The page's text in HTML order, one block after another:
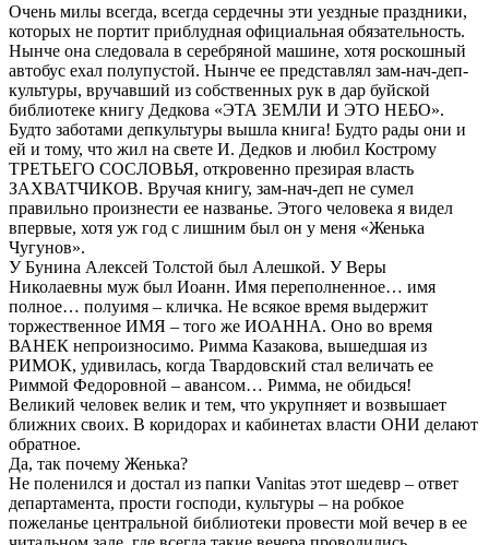
Очень милы всегда, всегда сердечны эти уездные праздники,
которых не портит приблудная официальная обязательность.
Нынче она следовала в серебряной машине, хотя роскошный
автобус ехал полупустой. Нынче ее представлял зам-нач-деп-
культуры, вручавший из собственных рук в дар буйской
библиотеке книгу Дедкова «ЭТА ЗЕМЛИ И ЭТО НЕБО».
Будто заботами депкультуры вышла книга! Будто рады они и
ей и тому, что жил на свете И. Дедков и любил Кострому
ТРЕТЬЕГО СОСЛОВЬЯ, откровенно презирая власть
ЗАХВАТЧИКОВ. Вручая книгу, зам-нач-деп не сумел
правильно произнести ее названье. Этого человека я видел
впервые, хотя уж год с лишним был он у меня «Женька
Чугунов».
У Бунина Алексей Толстой был Алешкой. У Веры
Николаевны муж был Иоанн. Имя переполненное… имя
полное… полуимя – кличка. Не всякое время выдержит
торжественное ИМЯ – того же ИОАННА. Оно во время
ВАНЕК непроизносимо. Римма Казакова, вышедшая из
РИМОК, удивилась, когда Твардовский стал величать ее
Риммой Федоровной – авансом… Римма, не обидься!
Великий человек велик и тем, что укрупняет и возвышает
ближних своих. В коридорах и кабинетах власти ОНИ делают
обратное.
Да, так почему Женька?
Не поленился и достал из папки Vanitas этот шедевр – ответ
департамента, прости господи, культуры – на робкое
пожеланье центральной библиотеки провести мой вечер в ее